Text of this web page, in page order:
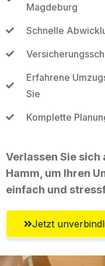
Magdeburg
Schnelle
Erfahrene
Sie
Komplette
Verlassen Sie sich
Hamm, um Ihren
einfach und
Jetzt